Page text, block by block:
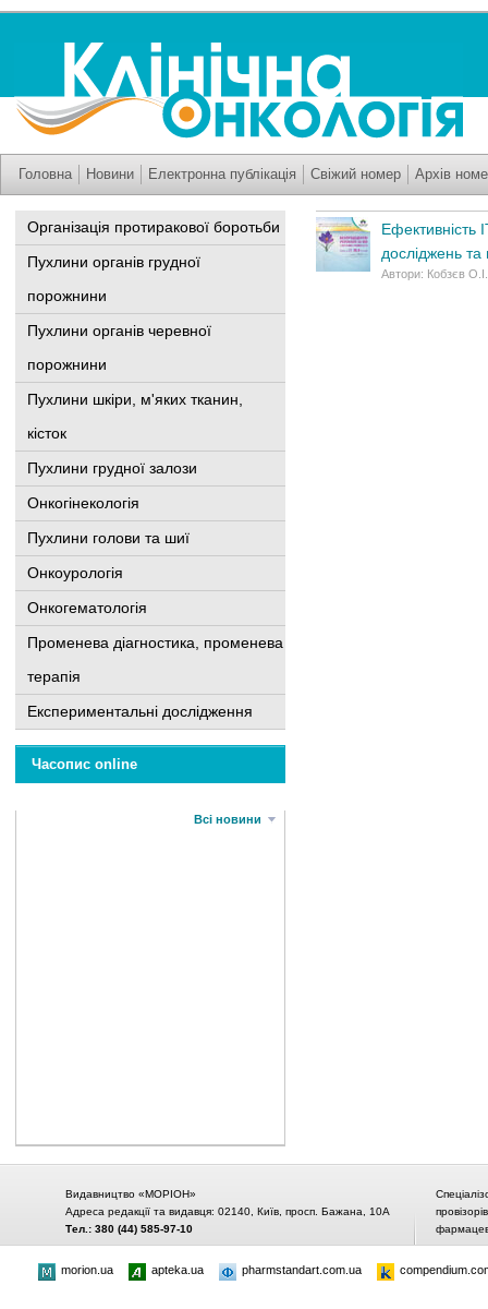
Головна Новини Електронна публікація Свіжий номер Архів
Організація протиракової боротьби
Пухлини органів грудної
порожнини
Пухлини органів черевної
порожнини
Пухлини шкіри, м'яких тканин,
кісток
Пухлини грудної залози
Онкогінекологія
Пухлини голови та шиї
Онкоурологія
Онкогематологія
Променева діагностика, променева
терапія
Експериментальні дослідження
Часопис online
Всі новини
Ефективність
досліджень та
Автори: Кобзєв
Видавництво «МОРІОН»
Адреса редакції та видавця: 02140, Київ, просп. Бажана, 10А
Тел.: 380 (44) 585-97-10
morion.ua apteka.ua pharmstandart.com.ua